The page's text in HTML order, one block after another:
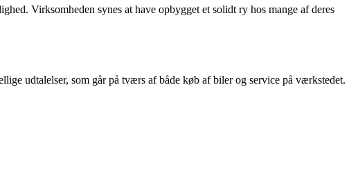
Virksomheden synes at have opbygget et solidt ry hos mange af deres
udtalelser, som går på tværs af både køb af biler og service på værkstedet.